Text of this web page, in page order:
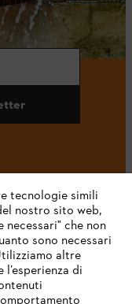
tecnologie simili
nostro sito web,
che non
sono necessari
altre
di